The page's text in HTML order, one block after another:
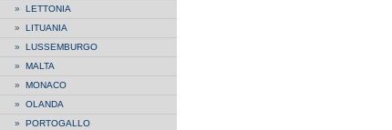
» LETTONIA
» LITUANIA
» LUSSEMBURGO
» MALTA
» MONACO
» OLANDA
» PORTOGALLO